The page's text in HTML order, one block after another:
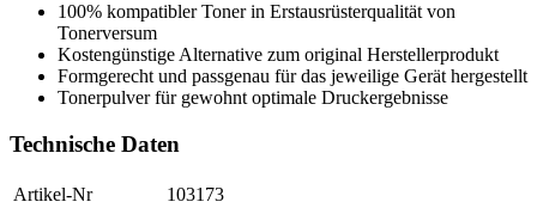
100% kompatibler Toner in Erstausrüsterqualität von
Tonerversum
Kostengünstige Alternative zum original Herstellerprodukt
Formgerecht und passgenau für das jeweilige Gerät hergestellt
Tonerpulver für gewohnt optimale Druckergebnisse
Technische Daten
Artikel-Nr
103173